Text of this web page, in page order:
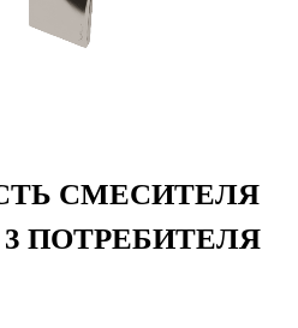
СМЕСИТЕЛЯ
ПОТРЕБИТЕЛЯ